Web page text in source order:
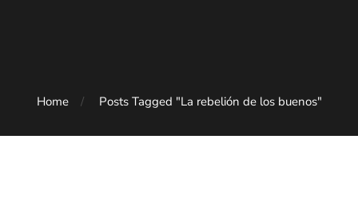
Home Posts Tagged "La rebelión de los buenos"